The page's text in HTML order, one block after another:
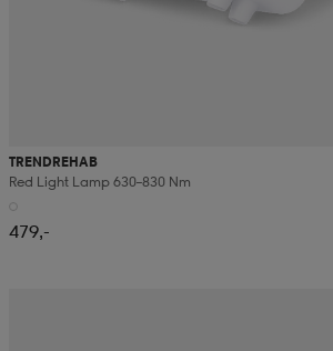
TRENDREHAB
Red Light Lamp 630–830 Nm
479,-